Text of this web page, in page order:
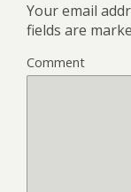
Your email
fields are
Comment